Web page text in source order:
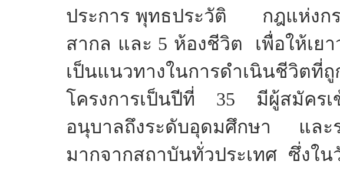
ประการ พุทธประวัติ กฎแห่งกร
สากล และ 5 ห้องชีวิต เพื่อให้เย
เป็นแนวทางในการดำเนินชีวิ
โครงการเป็นปีที่ 35 มีผู้สมัครเ
อนุบาลถึงระดับอุดมศึกษา และร
มากจากสถาบันทั่วประเทศ ซึ่งใ